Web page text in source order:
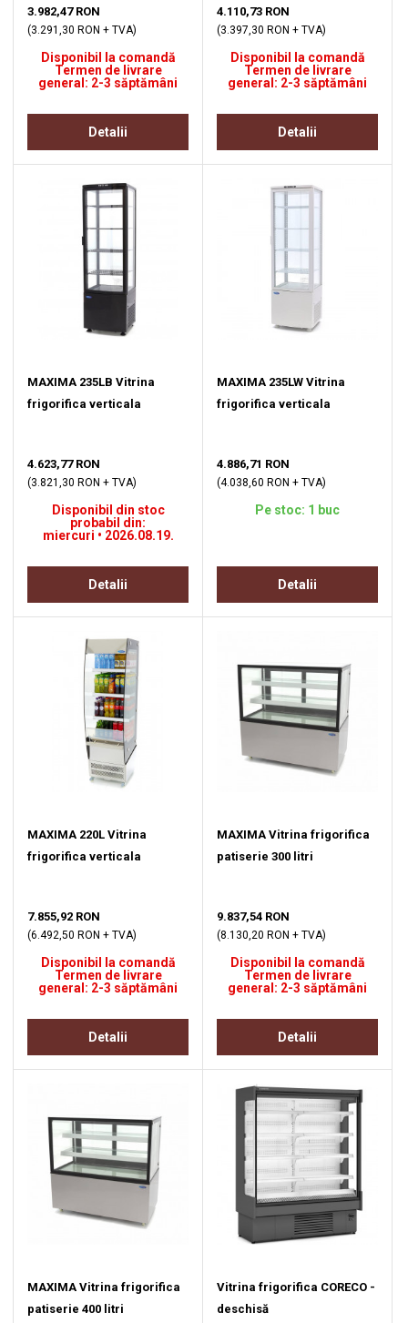
3.982,47 RON
(3.291,30 RON + TVA)
Disponibil la comandă
Termen de livrare
general: 2-3 săptămâni
Detalii
4.110,73 RON
(3.397,30 RON + TVA)
Disponibil la comandă
Termen de livrare
general: 2-3 săptămâni
Detalii
MAXIMA 235LB Vitrina
frigorifica verticala
4.623,77 RON
(3.821,30 RON + TVA)
Disponibil din stoc
probabil din:
miercuri • 2026.08.19.
Detalii
MAXIMA 235LW Vitrina
frigorifica verticala
4.886,71 RON
(4.038,60 RON + TVA)
Pe stoc: 1 buc
Detalii
MAXIMA 220L Vitrina
frigorifica verticala
7.855,92 RON
(6.492,50 RON + TVA)
Disponibil la comandă
Termen de livrare
general: 2-3 săptămâni
Detalii
MAXIMA Vitrina frigorifica
patiserie 300 litri
9.837,54 RON
(8.130,20 RON + TVA)
Disponibil la comandă
Termen de livrare
general: 2-3 săptămâni
Detalii
MAXIMA Vitrina frigorifica
patiserie 400 litri
Vitrina frigorifica CORECO -
deschisă